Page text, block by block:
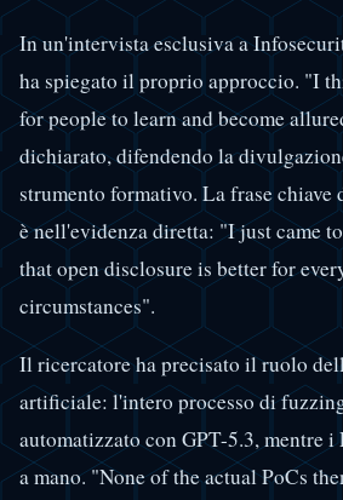
In un'intervista esclusiva a
ha spiegato il proprio approccio. "I
for people to learn and become
dichiarato, difendendo la
strumento formativo. La frase chiave
è nell'evidenza diretta: "I just came
that open disclosure is better for
circumstances".
Il ricercatore ha precisato il ruolo
artificiale: l'intero processo di
automatizzato con GPT-5.3, mentre
a mano. "None of the actual PoCs